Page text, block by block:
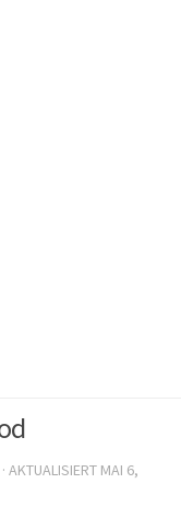
· AKTUALISIERT MAI 6,